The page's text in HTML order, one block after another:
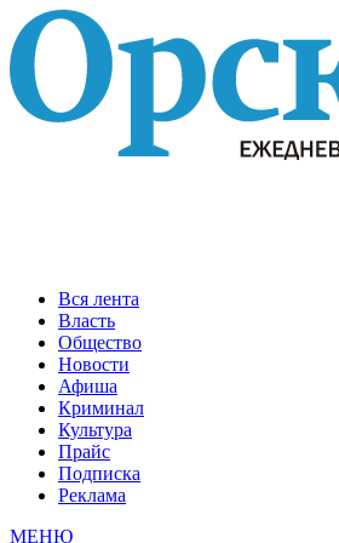
Вся лента
Власть
Общество
Новости
Афиша
Криминал
Культура
Прайс
Подписка
Реклама
МЕНЮ